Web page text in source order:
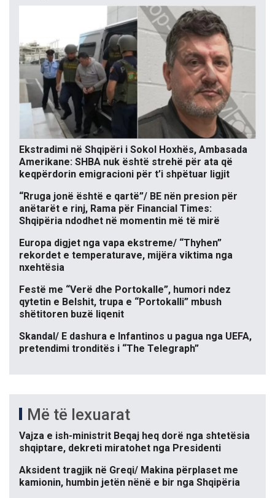
Ekstradimi në Shqipëri i Sokol Hoxhës, Ambasada
Amerikane: SHBA nuk është strehë për ata që
keqpërdorin emigracioni për t’i shpëtuar ligjit
“Rruga jonë është e qartë”/ BE nën presion për
anëtarët e rinj, Rama për Financial Times:
Shqipëria ndodhet në momentin më të mirë
Europa digjet nga vapa ekstreme/ “Thyhen”
rekordet e temperaturave, mijëra viktima nga
nxehtësia
Festë me “Verë dhe Portokalle”, humori ndez
qytetin e Belshit, trupa e “Portokalli” mbush
shëtitoren buzë liqenit
Skandal/ E dashura e Infantinos u pagua nga UEFA,
pretendimi tronditës i “The Telegraph”
Më të lexuarat
Vajza e ish-ministrit Beqaj heq dorë nga shtetësia
shqiptare, dekreti miratohet nga Presidenti
Aksident tragjik në Greqi/ Makina përplaset me
kamionin, humbin jetën nënë e bir nga Shqipëria